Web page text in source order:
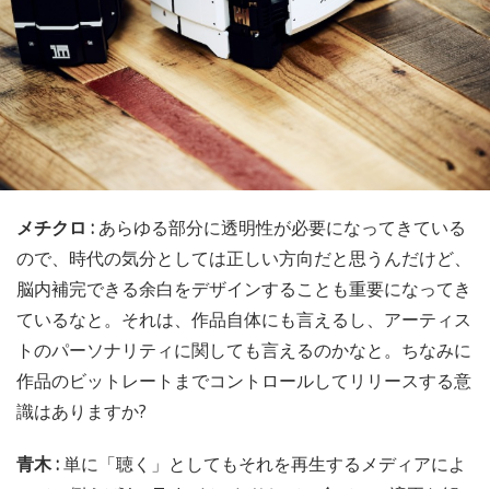
メチクロ : あらゆる部分に透明性が必要になってきている
ので、時代の気分としては正しい方向だと思うんだけど、
脳内補完できる余白をデザインすることも重要になってき
ているなと。それは、作品自体にも言えるし、アーティス
トのパーソナリティに関しても言えるのかなと。ちなみに
作品のビットレートまでコントロールしてリリースする意
識はありますか?
青木 :単に「聴く」としてもそれを再生するメディアによ